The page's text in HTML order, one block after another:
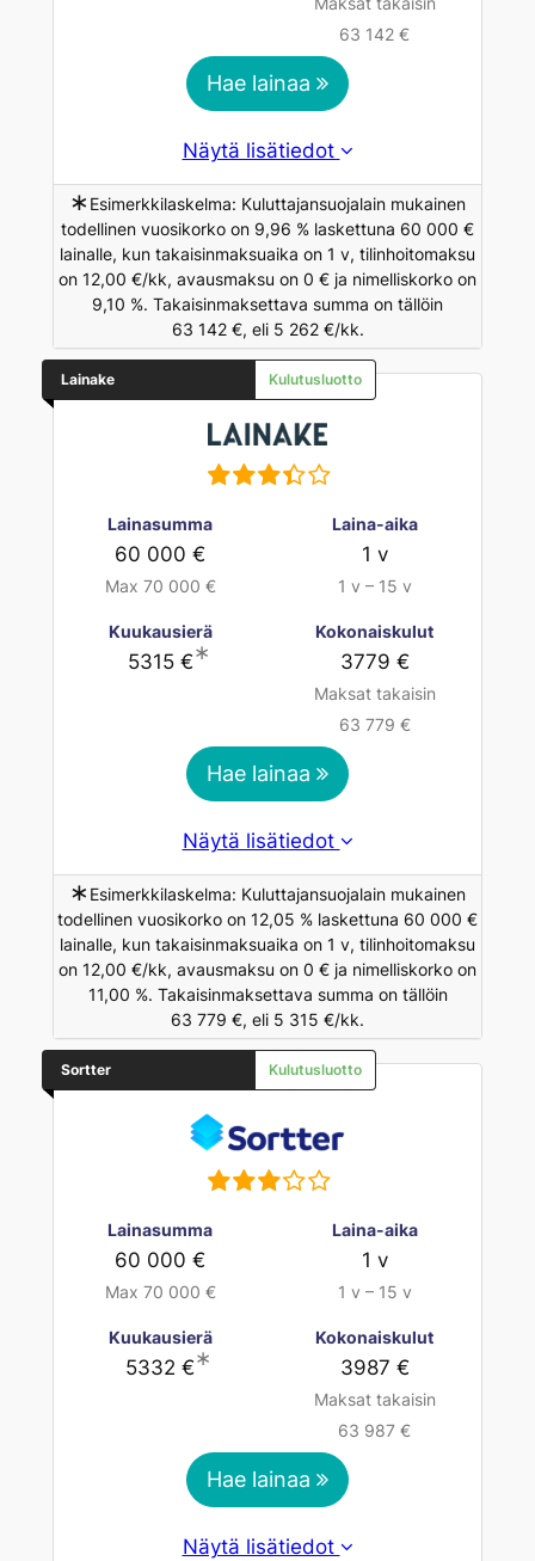
63 142 €
Hae lainaa
Näytä lisätiedot
∗ Esimerkkilaskelma: Kuluttajansuojalain mukainen
todellinen vuosikorko on 9,96 % laskettuna 60 000 €
lainalle, kun takaisinmaksuaika on 1 v, tilinhoitomaksu
on 12,00 €/kk, avausmaksu on 0 € ja nimelliskorko on
9,10 %. Takaisinmaksettava summa on tällöin
63 142 €, eli 5 262 €/kk.
Lainake Kulutusluotto
Lainasumma
60 000 €
Max 70 000 €
Laina-aika
1 v
1 v – 15 v
Kuukausierä
5315 €∗
Kokonaiskulut
3779 €
Maksat takaisin
63 779 €
Hae lainaa
Näytä lisätiedot
∗ Esimerkkilaskelma: Kuluttajansuojalain mukainen
todellinen vuosikorko on 12,05 % laskettuna 60 000 €
lainalle, kun takaisinmaksuaika on 1 v, tilinhoitomaksu
on 12,00 €/kk, avausmaksu on 0 € ja nimelliskorko on
11,00 %. Takaisinmaksettava summa on tällöin
63 779 €, eli 5 315 €/kk.
Sortter Kulutusluotto
Lainasumma
60 000 €
Max 70 000 €
Laina-aika
1 v
1 v – 15 v
Kuukausierä
5332 €∗
Kokonaiskulut
3987 €
Maksat takaisin
63 987 €
Hae lainaa
Näytä lisätiedot